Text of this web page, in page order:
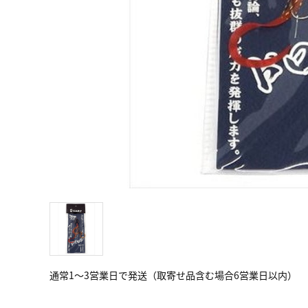
通常1～3営業日で発送（取寄せ品含む場合6営業日以内）